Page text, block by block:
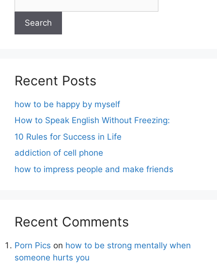
Search
Recent Posts
how to be happy by myself
How to Speak English Without Freezing:
10 Rules for Success in Life
addiction of cell phone
how to impress people and make friends
Recent Comments
Porn Pics on how to be strong mentally when
someone hurts you